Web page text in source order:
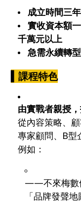
成立時間三
實收資本額
千萬元以上
急需永續轉
▍課程特色
由實戰者親授
從內容策略、
專家顧問、B型
例如：
——不來梅數
「品牌發聲